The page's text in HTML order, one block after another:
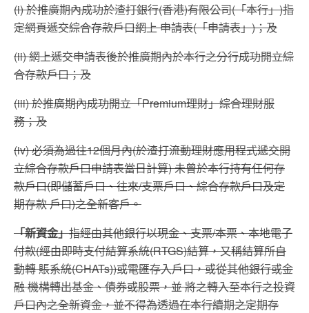
(i) 於推廣期內成功於渣打銀行(香港)有限公司(「本行」)指
定網頁遞交綜合存款戶口網上 申請表(「申請表」)；及
(ii) 網上遞交申請表後於推廣期內於本行之分行成功開立綜
合存款戶口；及
(iii) 於推廣期內成功開立「Premium理財」綜合理財服
務；及
(iv) 必須為過往12個月內(於渣打流動理財應用程式遞交開
立綜合存款戶口申請表當日計算) 未曾於本行持有任何存
款戶口(即儲蓄戶口、往來/支票戶口、綜合存款戶口及定
期存款 戶口)之全新客戶。
「新資金」指經由其他銀行以現金、支票/本票、本地電子
付款(經由即時支付結算系統(RTGS)結算，又稱結算所自
動轉 賬系統(CHATs))或電匯存入戶口，或從其他銀行或金
融 機構轉出基金、債券或股票，並 將之轉入至本行之投資
戶口內之全新資金，並不得為透過在本行續期之定期存